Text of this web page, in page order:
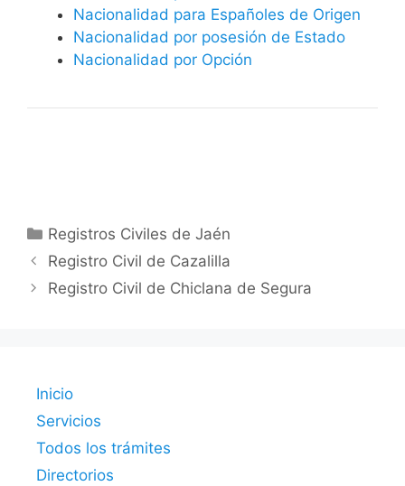
Nacionalidad para Españoles de Origen
Nacionalidad por posesión de Estado
Nacionalidad por Opción
Categorías
Registros Civiles de Jaén
Registro Civil de Cazalilla
Registro Civil de Chiclana de Segura
Inicio
Servicios
Todos los trámites
Directorios